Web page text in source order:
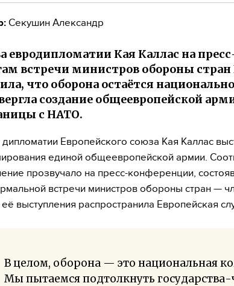
Секушин Александр
евродипломатии Кая Каллас на
встречи министров обороны
что оборона остаётся
создание общеевропейской
с НАТО.
дипломатии Европейского союза Кая Каллас
единой общеевропейской армии.
прозвучало на пресс-конференции,
встречи министров обороны стран —
её выступления распространила Европейская
В целом, оборона — это национальная
Мы пытаемся подтолкнуть